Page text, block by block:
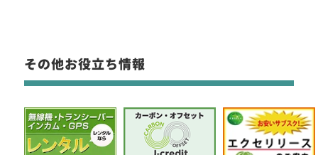
その他お役立ち情報